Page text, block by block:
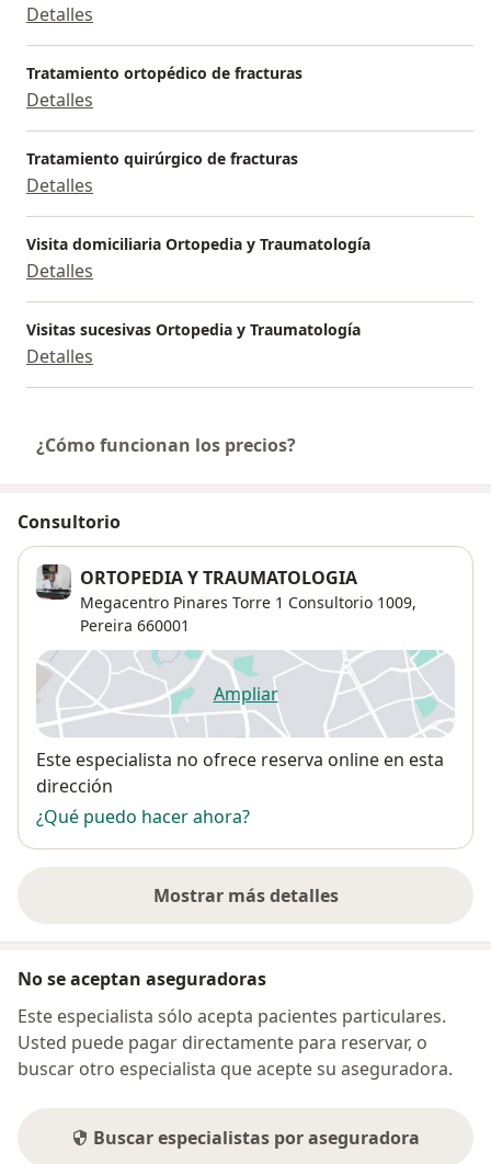
Detalles
Tratamiento ortopédico de fracturas
Detalles
Tratamiento quirúrgico de fracturas
Detalles
Visita domiciliaria Ortopedia y Traumatología
Detalles
Visitas sucesivas Ortopedia y Traumatología
Detalles
¿Cómo funcionan los precios?
Consultorio
ORTOPEDIA Y TRAUMATOLOGIA
Megacentro Pinares Torre 1 Consultorio 1009,
Pereira 660001
Ampliarse abre en una nueva
Disponibilidad
Este especialista no ofrece reserva online en esta
dirección
¿Qué puedo hacer ahora?
Mostrar más detalles
sobre la dirección
No se aceptan aseguradoras
Este especialista sólo acepta pacientes particulares.
Usted puede pagar directamente para reservar, o
buscar otro especialista que acepte su aseguradora.
Buscar especialistas por aseguradora